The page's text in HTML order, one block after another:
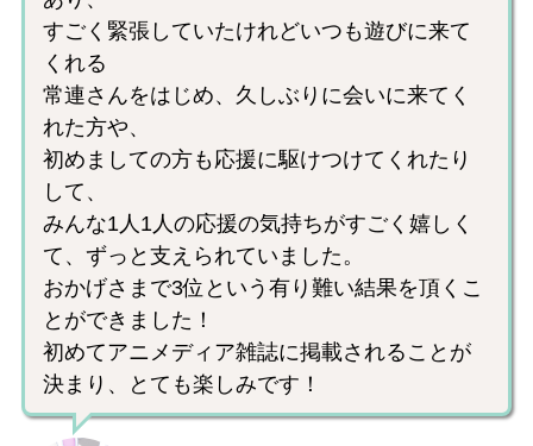
すごく緊張していたけれどいつも遊びに来て
くれる
常連さんをはじめ、久しぶりに会いに来てく
れた方や、
初めましての方も応援に駆けつけてくれたり
して、
みんな1人1人の応援の気持ちがすごく嬉しく
て、ずっと支えられていました。
おかげさまで3位という有り難い結果を頂くこ
とができました！
初めてアニメディア雑誌に掲載されることが
決まり、とても楽しみです！